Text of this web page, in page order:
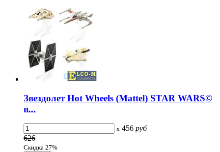
Звездолет Hot Wheels (Mattel) STAR WARS©
в...
x 456 руб
626
Скидка 27%